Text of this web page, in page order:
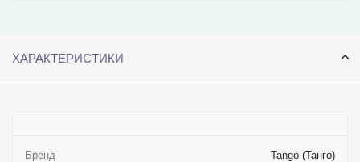
ХАРАКТЕРИСТИКИ
Бренд Tango (Танго)